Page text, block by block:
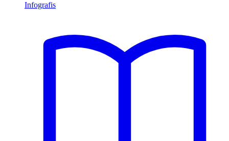
Infografis